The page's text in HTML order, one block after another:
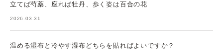
立てば芍薬、座れば牡丹、歩く姿は百合の花
2026.03.31
温める湿布と冷やす湿布どちらを貼ればよいですか？